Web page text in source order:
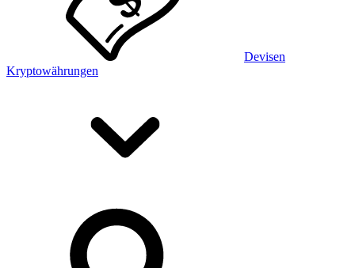
Devisen
Kryptowährungen